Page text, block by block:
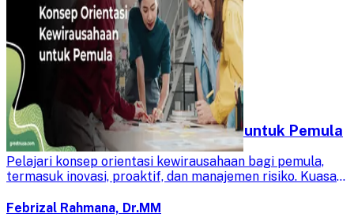
Konsep Orientasi Kewirausahaan untuk Pemula
Pelajari konsep orientasi kewirausahaan bagi pemula,
termasuk inovasi, proaktif, dan manajemen risiko. Kuasai
siap menghadapi tantangan.
Febrizal Rahmana, Dr.MM